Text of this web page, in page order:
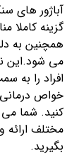
آباژور های
گزینه کاملا
همچنین به
می شود.این
افراد را به
خواص
کنید. شما
مختلف
بگیرید.